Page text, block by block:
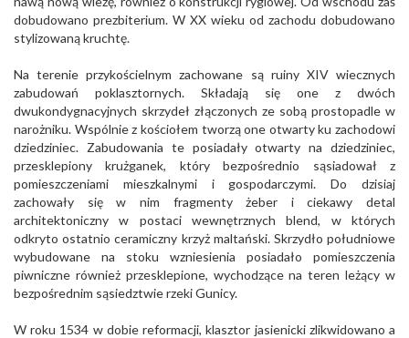
dobudowano prezbiterium. W XX wieku od zachodu dobudowano
stylizowaną kruchtę.
Na terenie przykościelnym zachowane są ruiny XIV wiecznych
zabudowań poklasztornych. Składają się one z dwóch
dwukondygnacyjnych skrzydeł złączonych ze sobą prostopadle w
narożniku. Wspólnie z kościołem tworzą one otwarty ku zachodowi
dziedziniec. Zabudowania te posiadały otwarty na dziedziniec,
przesklepiony krużganek, który bezpośrednio sąsiadował z
pomieszczeniami mieszkalnymi i gospodarczymi. Do dzisiaj
zachowały się w nim fragmenty żeber i ciekawy detal
architektoniczny w postaci wewnętrznych blend, w których
odkryto ostatnio ceramiczny krzyż maltański. Skrzydło południowe
wybudowane na stoku wzniesienia posiadało pomieszczenia
piwniczne również przesklepione, wychodzące na teren leżący w
bezpośrednim sąsiedztwie rzeki Gunicy.
W roku 1534 w dobie reformacji, klasztor jasienicki zlikwidowano a